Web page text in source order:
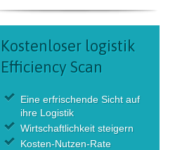
query.inc).
query.inc).
query.inc).
Kostenloser logistik
Efficiency Scan
Eine erfrischende Sicht auf
ihre Logistik
Wirtschaftlichkeit steigern
Kosten-Nutzen-Rate